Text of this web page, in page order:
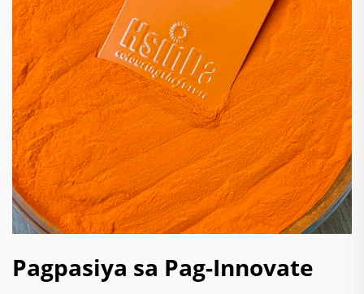
Pagpasiya sa Pag-Innovate